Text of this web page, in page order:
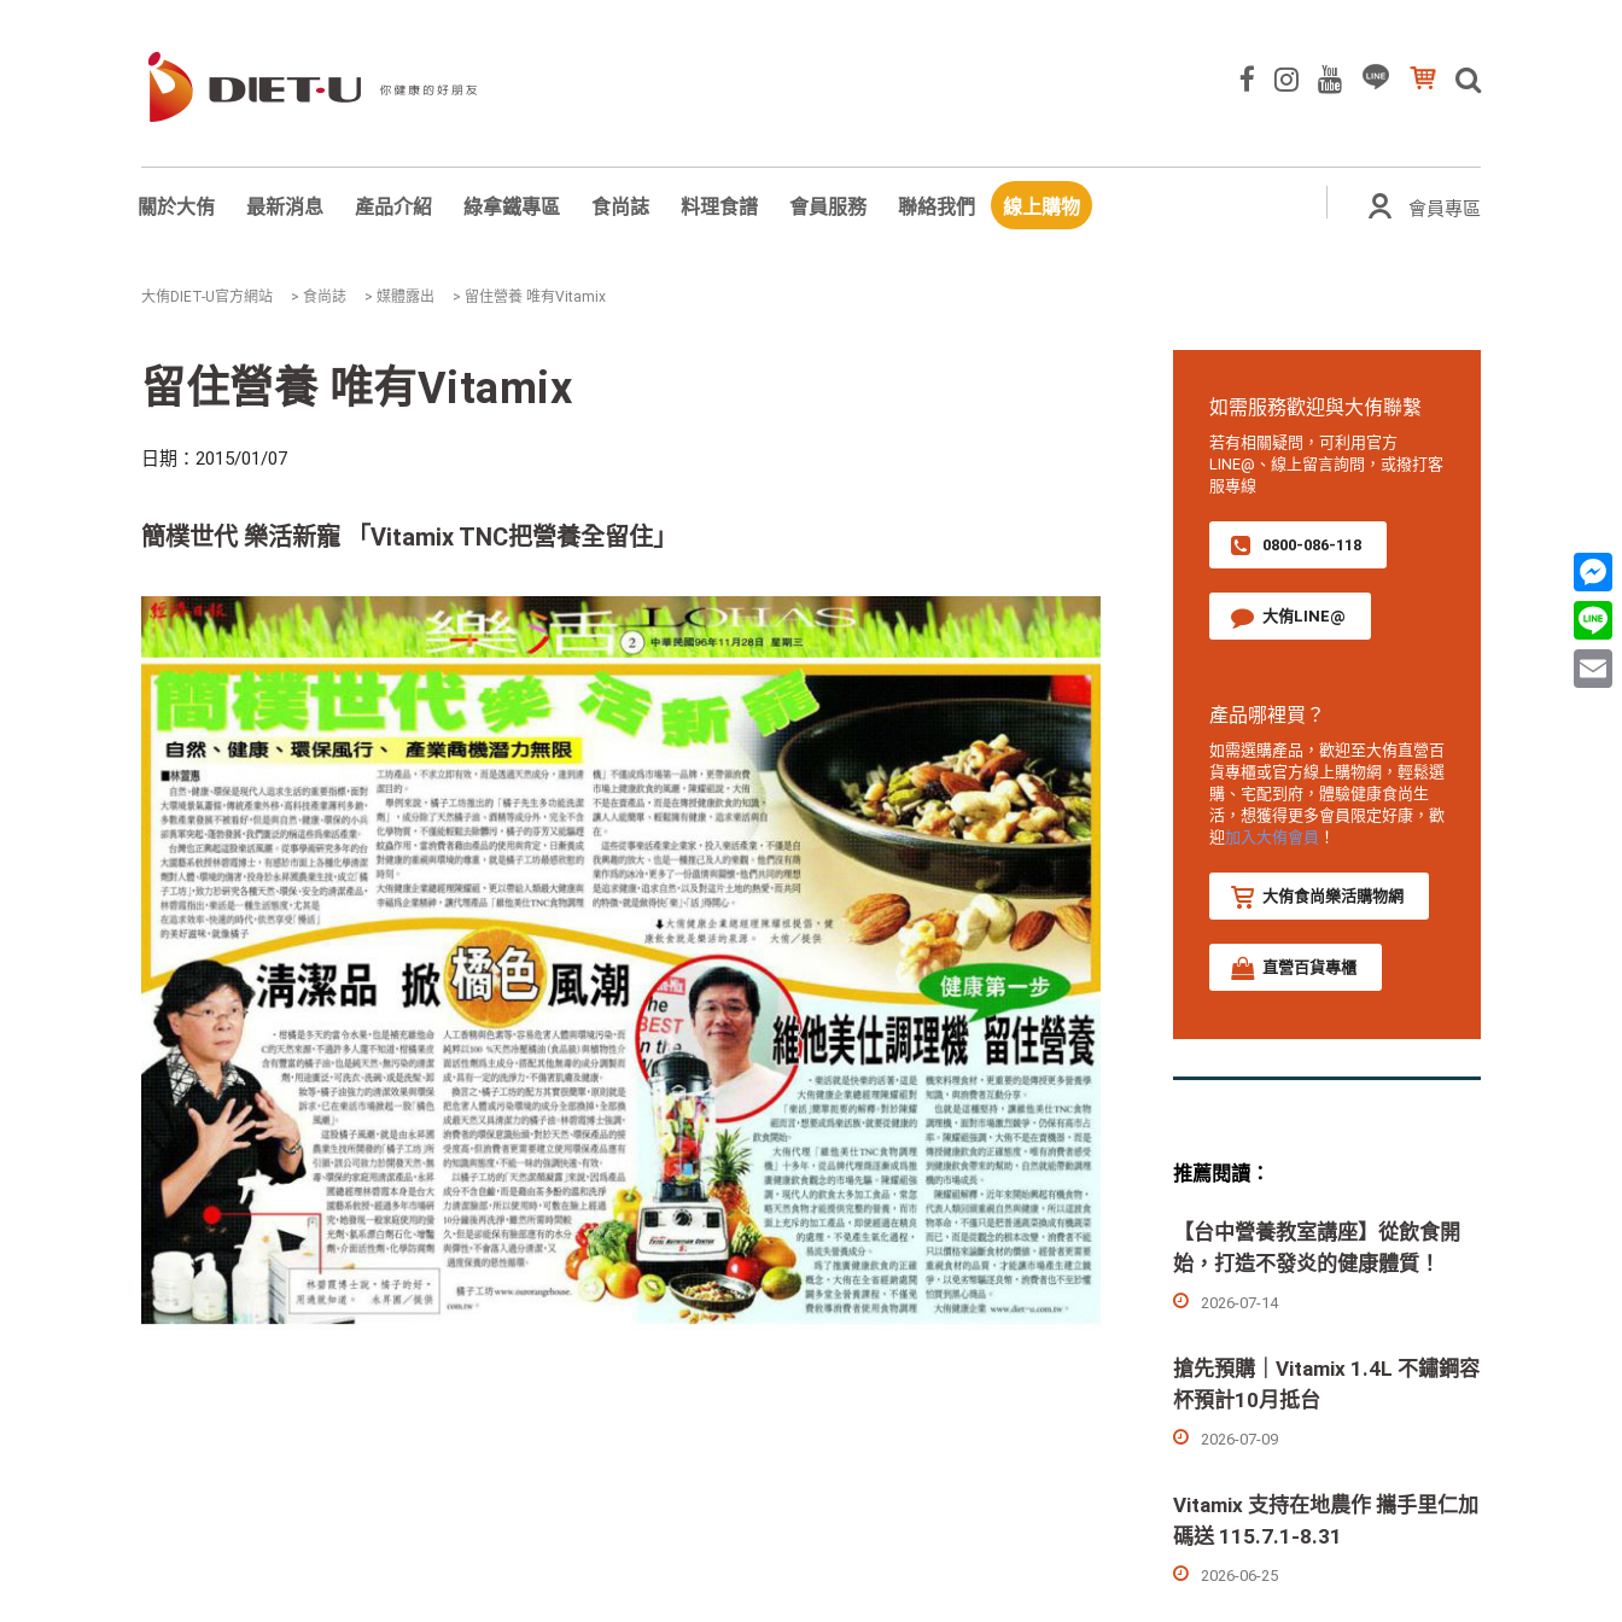
關於大侑 最新消息 產品介紹 綠拿鐵專區 食尚誌 料理食譜 會員服務 聯絡我們 線上購物 會員專區
大侑DIET-U官方網站 > 食尚誌 > 媒體露出 > 留住營養 唯有Vitamix
留住營養 唯有Vitamix
日期：2015/01/07
簡樸世代 樂活新寵 「Vitamix TNC把營養全留住」
如需服務歡迎與大侑聯繫
若有相關疑問，可利用官方
LINE@、線上留言詢問，或撥打客
服專線
0800-086-118
大侑LINE@
產品哪裡買？
如需選購產品，歡迎至大侑直營百
貨專櫃或官方線上購物網，輕鬆選
購、宅配到府，體驗健康食尚生
活，想獲得更多會員限定好康，歡
迎加入大侑會員 ！
大侑食尚樂活購物網
直營百貨專櫃
推薦閱讀：
【台中營養教室講座】從飲食開
始，打造不發炎的健康體質！
2026-07-14
搶先預購｜Vitamix 1.4L 不鏽鋼容
杯預計10月抵台
2026-07-09
Vitamix 支持在地農作 攜手里仁加
碼送 115.7.1-8.31
2026-06-25
Line